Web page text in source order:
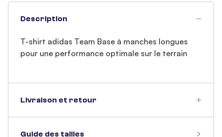
Description
T-shirt adidas Team Base à manches longues
pour une performance optimale sur le terrain
Livraison et retour
Guide des tailles